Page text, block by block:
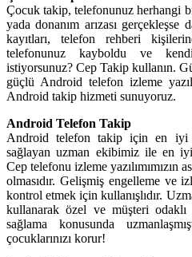
Çocuk takip, telefonunuz herhangi
yada donanım arızası gerçekleşse
kayıtları, telefon rehberi
telefonunuz kayboldu ve
istiyorsunuz? Cep Takip kullanın.
güçlü Android telefon izleme
Android takip hizmeti sunuyoruz.
Android Telefon Takip
Android telefon takip için en iyi
sağlayan uzman ekibimiz ile en
Cep telefonu izleme yazılımımızın
olmasıdır. Gelişmiş engelleme ve
kontrol etmek için kullanışlıdır.
kullanarak özel ve müşteri
sağlama konusunda
çocuklarınızı korur!